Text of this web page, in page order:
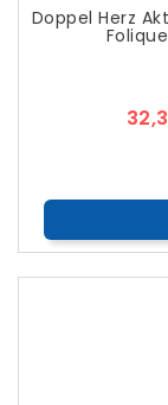
Doppel Herz